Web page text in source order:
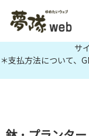
サ
＊支払方法について、